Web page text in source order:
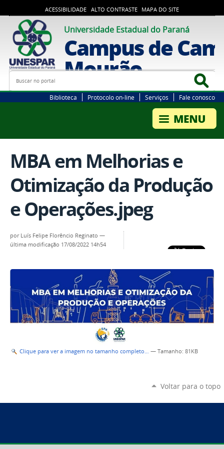
ACESSIBILIDADE ALTO CONTRASTE MAPA DO SITE
Universidade Estadual do Paraná
Campus de
Mourão
Busca
Biblioteca Protocolo on-line Serviços Fale conosco
MBA em Melhorias e
Otimização da Produção
e Operações.jpeg
por Luís Felipe Florêncio Reginato —
última modificação 17/08/2022 14h54
Clique para ver a imagem no tamanho completo… — Tamanho: 81KB
Voltar para o topo